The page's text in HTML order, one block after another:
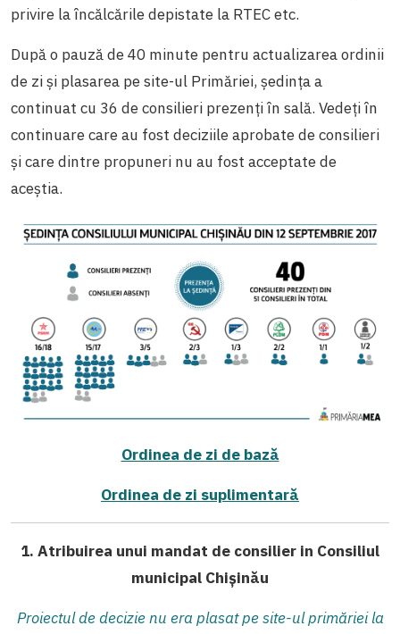
privire la încălcările depistate la RTEC etc.
După o pauză de 40 minute pentru actualizarea ordinii
de zi și plasarea pe site-ul Primăriei, ședința a
continuat cu 36 de consilieri prezenți în sală. Vedeți în
continuare care au fost deciziile aprobate de consilieri
și care dintre propuneri nu au fost acceptate de
aceștia.
Ordinea de zi de bază
Ordinea de zi suplimentară
1. Atribuirea unui mandat de consilier in Consiliul
municipal Chișinău
Proiectul de decizie nu era plasat pe site-ul primăriei la